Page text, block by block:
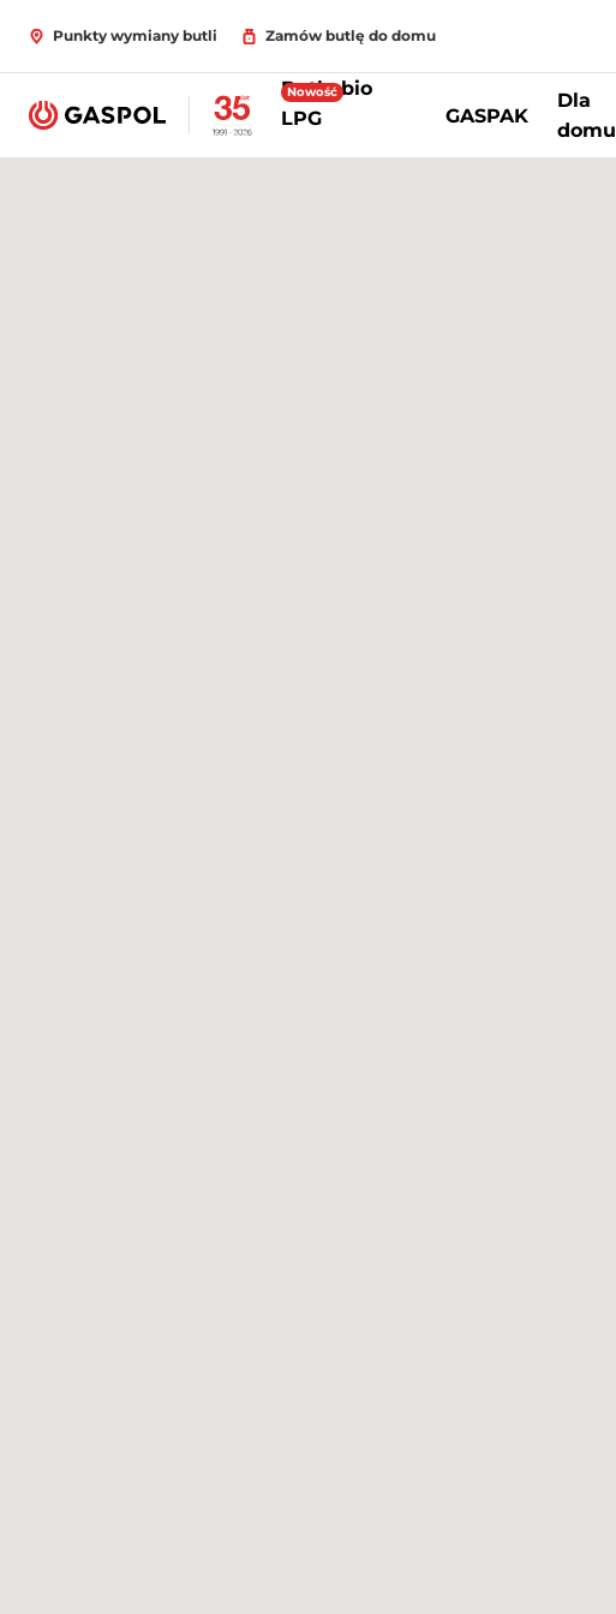
Punkty wymiany butli Zamów butlę do domu
Butle bio
LPG
Nowość
GASPAK
Dla
domu